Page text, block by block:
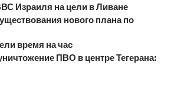
Израиля на цели в Ливане
нового плана по
время на час
ПВО в центре Тегерана: